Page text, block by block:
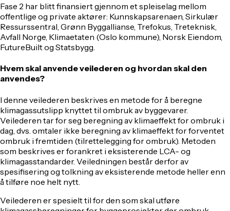
Fase 2 har blitt finansiert gjennom et spleiselag mellom
offentlige og private aktører: Kunnskapsarenaen, Sirkulær
Ressurssentral, Grønn Byggallianse, Trefokus, Treteknisk,
Avfall Norge, Klimaetaten (Oslo kommune), Norsk Eiendom,
FutureBuilt og Statsbygg.
Hvem skal anvende veilederen og hvordan skal den
anvendes?
I denne veilederen beskrives en metode for å beregne
klimagassutslipp knyttet til ombruk av byggevarer.
Veilederen tar for seg beregning av klimaeffekt for ombruk i
dag, dvs. omtaler ikke beregning av klimaeffekt for forventet
ombruk i fremtiden (tilrettelegging for ombruk). Metoden
som beskrives er forankret i eksisterende LCA- og
klimagasstandarder. Veiledningen består derfor av
spesifisering og tolkning av eksisterende metode heller enn
å tilføre noe helt nytt.
Veilederen er spesielt til for den som skal utføre